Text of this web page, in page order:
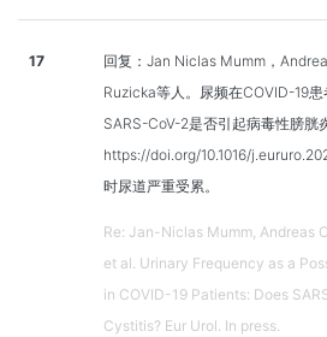
17
回复：Jan Niclas Mumm，
Ruzicka等人。尿频在COVID-19患
SARS-CoV-2是否引起病毒性膀胱
https://doi.org/10.1016/
时尿道严重受累。
Re: Jan-Niclas Mumm, Andreas
et al. Urinary Frequency as a
in COVID-19 Patients: Does
Cystitis? Eur Urol. In press.